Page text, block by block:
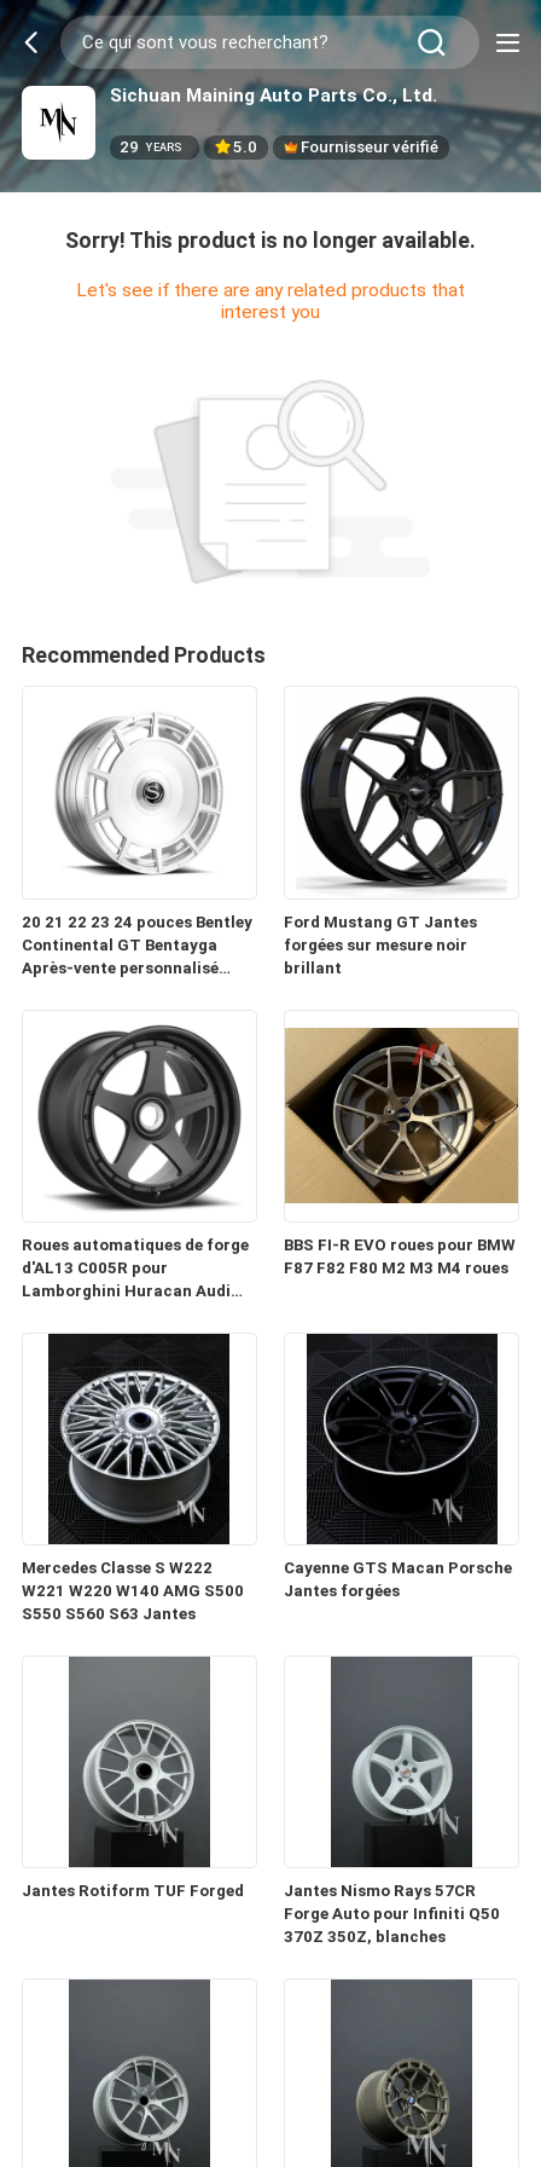
Sichuan Maining Auto Parts Co., Ltd.
29 YEARS 5.0 Fournisseur vérifié
Sorry! This product is no longer available.
Let's see if there are any related products that
interest you
Recommended Products
20 21 22 23 24 pouces Bentley
Continental GT Bentayga
Après-vente personnalisé
Ford Mustang GT Jantes
forgées sur mesure noir
brillant
Roues automatiques de forge
d'AL13 C005R pour
Lamborghini Huracan Audi
BBS FI-R EVO roues pour BMW
F87 F82 F80 M2 M3 M4 roues
Mercedes Classe S W222
W221 W220 W140 AMG S500
S550 S560 S63 Jantes
Cayenne GTS Macan Porsche
Jantes forgées
Jantes Rotiform TUF Forged
Jantes Nismo Rays 57CR
Forge Auto pour Infiniti Q50
370Z 350Z, blanches